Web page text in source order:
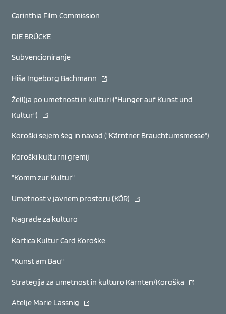
Carinthia Film Commission
DIE BRÜCKE
Subvencioniranje
Hiša Ingeborg Bachmann (se odpre v novem oknu)
Že(l)ja po umetnosti in kulturi ("Hunger auf Kunst und
Kultur") (se odpre v novem oknu)
Koroški sejem šeg in navad ("Kärntner Brauchtumsmesse")
Koroški kulturni gremij
"Komm zur Kultur"
Umetnost v javnem prostoru (KÖR) (se odpre v novem oknu)
Nagrade za kulturo
Kartica Kultur Card Koroške
"Kunst am Bau"
Strategija za umetnost in kulturo Kärnten/Koroška (se odpre
Atelje Marie Lassnig (se odpre v novem oknu)